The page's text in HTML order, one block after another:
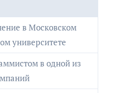
в Московском
университете
в одной из